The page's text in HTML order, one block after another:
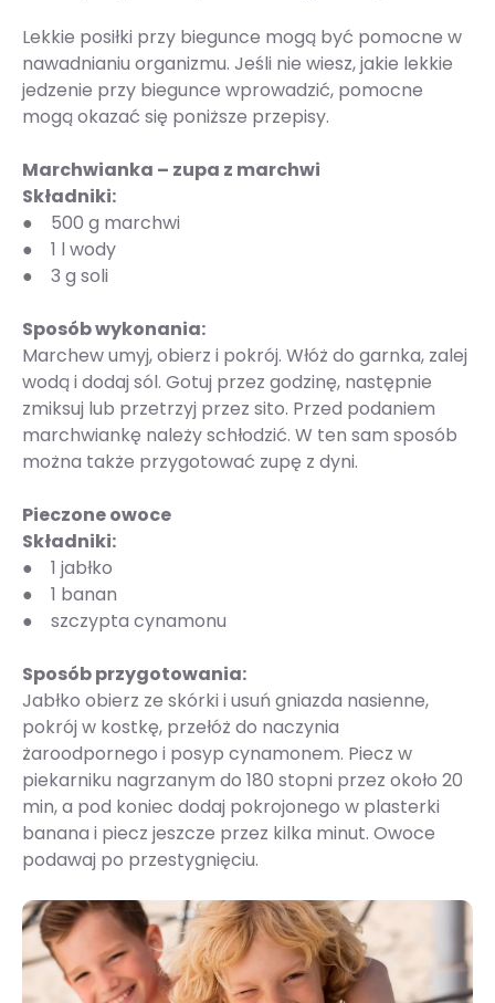
Lekkie posiłki przy biegunce mogą być pomocne w
nawadnianiu organizmu. Jeśli nie wiesz, jakie lekkie
jedzenie przy biegunce wprowadzić, pomocne
mogą okazać się poniższe przepisy.
Marchwianka – zupa z marchwi
Składniki:
● 500 g marchwi
● 1 l wody
● 3 g soli
Sposób wykonania:
Marchew umyj, obierz i pokrój. Włóż do garnka, zalej
wodą i dodaj sól. Gotuj przez godzinę, następnie
zmiksuj lub przetrzyj przez sito. Przed podaniem
marchwiankę należy schłodzić. W ten sam sposób
można także przygotować zupę z dyni.
Pieczone owoce
Składniki:
● 1 jabłko
● 1 banan
● szczypta cynamonu
Sposób przygotowania:
Jabłko obierz ze skórki i usuń gniazda nasienne,
pokrój w kostkę, przełóż do naczynia
żaroodpornego i posyp cynamonem. Piecz w
piekarniku nagrzanym do 180 stopni przez około 20
min, a pod koniec dodaj pokrojonego w plasterki
banana i piecz jeszcze przez kilka minut. Owoce
podawaj po przestygnięciu.